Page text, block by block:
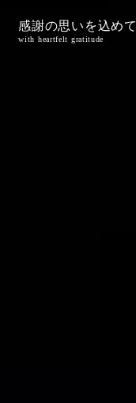
感謝の思いを込めて
with heartfelt gratitude